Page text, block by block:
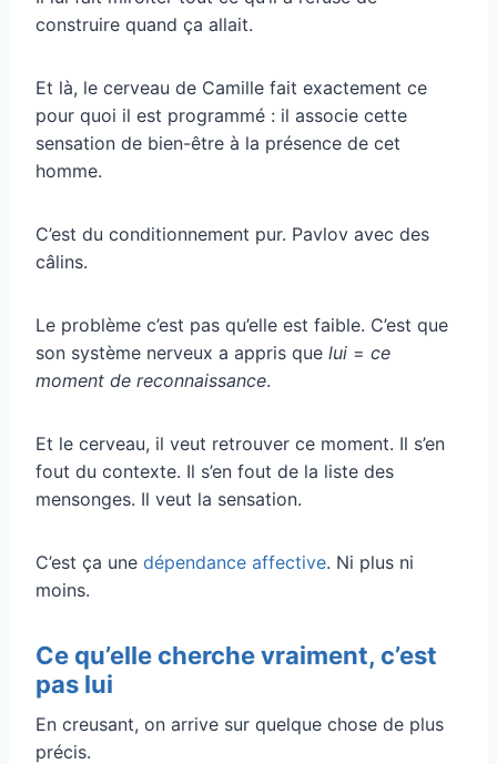
construire quand ça allait.
Et là, le cerveau de Camille fait exactement ce
pour quoi il est programmé : il associe cette
sensation de bien-être à la présence de cet
homme.
C’est du conditionnement pur. Pavlov avec des
câlins.
Le problème c’est pas qu’elle est faible. C’est que
son système nerveux a appris que lui = ce
moment de reconnaissance.
Et le cerveau, il veut retrouver ce moment. Il s’en
fout du contexte. Il s’en fout de la liste des
mensonges. Il veut la sensation.
C’est ça une dépendance affective. Ni plus ni
moins.
Ce qu’elle cherche vraiment, c’est
pas lui
En creusant, on arrive sur quelque chose de plus
précis.